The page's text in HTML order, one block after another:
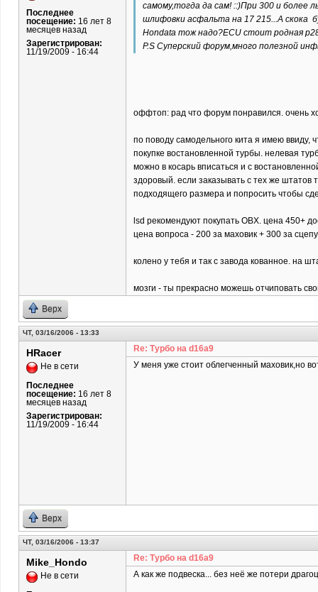
Последнее
посещение: 16 лет 8
месяцев назад
Зарегистрирован:
11/19/2009 - 16:44
самому,тогда да сам! ::)При 300 и более
шлифовки асфальта на 17 215...А скока
Hondata тож надо?ECU стоит родная
P.S Суперский форум,много полезной
оффтоп: рад что форум понравился. очень
по поводу самодельного кита я имею ввиду,
покупке востановленной турбы. нелевая
можно в косарь вписаться и с
здоровый. если заказывать с тех же штатов
подходящего размера и попросить чтобы
lsd рекомендуют покупать OBX. цена 450+
цена вопроса - 200 за маховик + 300 за
колено у тебя и так с завода кованное. на
мозги - ты прекрасно можешь отчиповать
Верх
ЧТ, 03/16/2006 - 13:33
HRacer
Не в сети
Последнее
посещение: 16 лет 8
месяцев назад
Зарегистрирован:
11/19/2009 - 16:44
Re: Турбо на d16a9
У меня уже стоит облегченный маховик,но
Верх
ЧТ, 03/16/2006 - 13:37
Mike_Hondo
Не в сети
Re: Турбо на d16a9
А как же подвеска... без неё же потери